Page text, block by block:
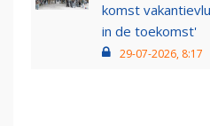
komst
in de toekomst'
29-07-2026, 8:17